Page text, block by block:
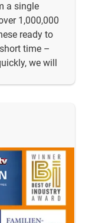
a single
1,000,000
ready to
time –
we will